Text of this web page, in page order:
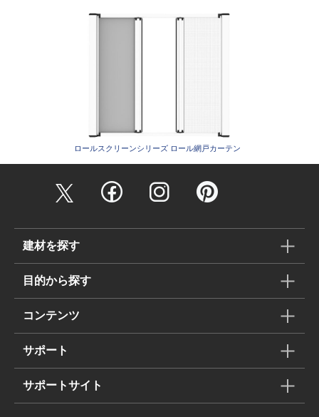
ロールスクリーンシリーズ ロール網戸カーテン
建材を探す
目的から探す
コンテンツ
サポート
サポートサイト